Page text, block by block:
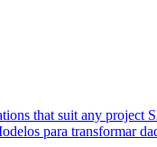
that suit any project
para transformar